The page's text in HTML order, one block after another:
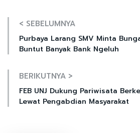
< SEBELUMNYA
Purbaya Larang SMV Minta
Buntut Banyak Bank Ngeluh
BERIKUTNYA >
FEB UNJ Dukung Pariwisata
Lewat Pengabdian Masyarakat